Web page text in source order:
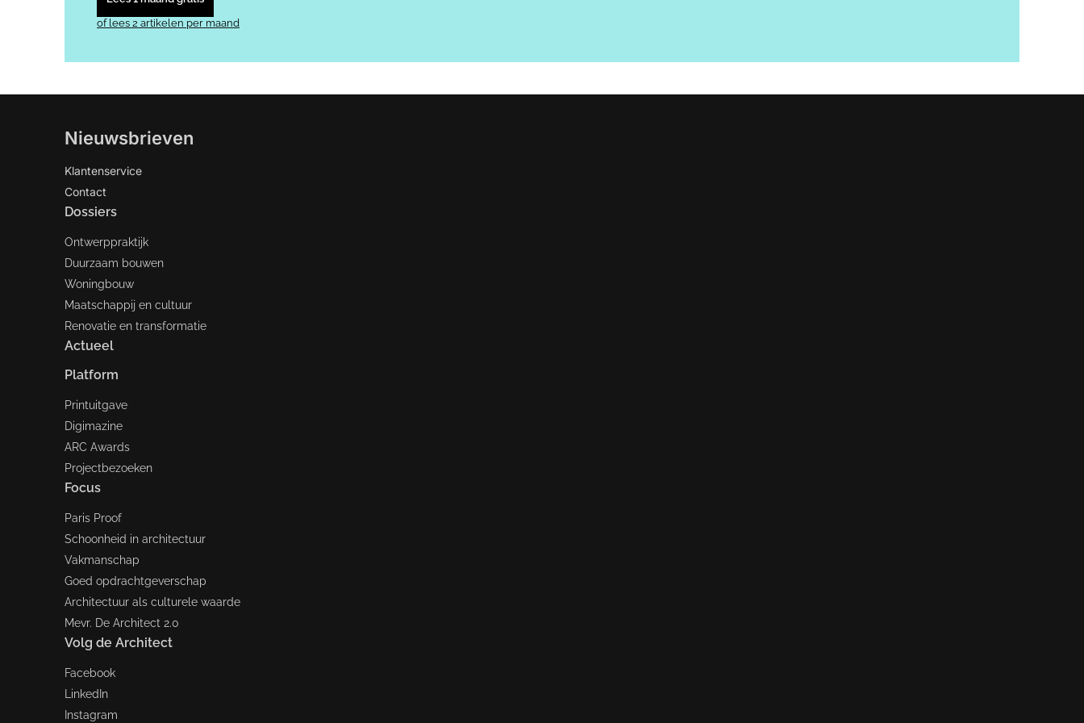
of lees 2 artikelen per maand
Nieuwsbrieven
Klantenservice
Contact
Dossiers
Ontwerppraktijk
Duurzaam bouwen
Woningbouw
Maatschappij en cultuur
Renovatie en transformatie
Actueel
Platform
Printuitgave
Digimazine
ARC Awards
Projectbezoeken
Focus
Paris Proof
Schoonheid in architectuur
Vakmanschap
Goed opdrachtgeverschap
Architectuur als culturele waarde
Mevr. De Architect 2.0
Volg de Architect
Facebook
LinkedIn
Instagram